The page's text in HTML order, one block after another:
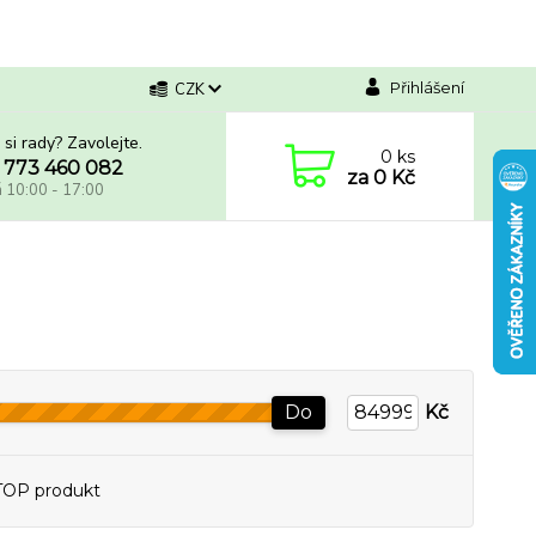
CZK Přihlášení
rady? Zavolejte.
773 460 082
10:00 - 17:00
0ks
za 0 Kč
Do Kč
produkt